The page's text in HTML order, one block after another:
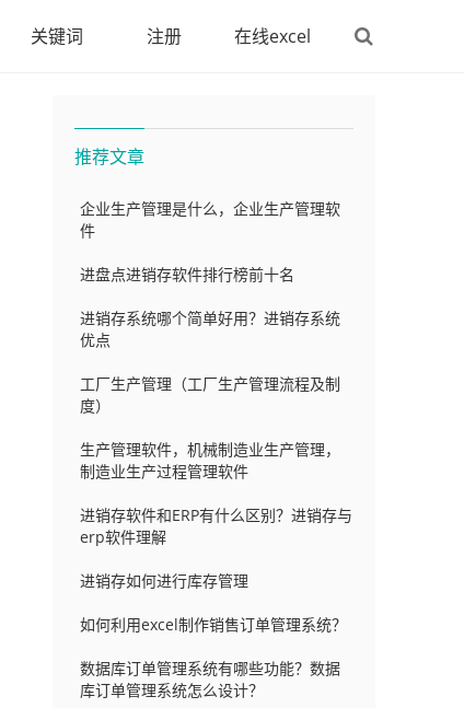
关键词 注册 在线excel
推荐文章
企业生产管理是什么，企业生产管理软
件
进盘点进销存软件排行榜前十名
进销存系统哪个简单好用？进销存系统
优点
工厂生产管理（工厂生产管理流程及制
度）
生产管理软件，机械制造业生产管理，
制造业生产过程管理软件
进销存软件和ERP有什么区别？进销存与
erp软件理解
进销存如何进行库存管理
如何利用excel制作销售订单管理系统？
数据库订单管理系统有哪些功能？数据
库订单管理系统怎么设计？